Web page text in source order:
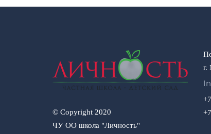
© Copyright 2020
ЧУ ОО школа "Личность"
г.